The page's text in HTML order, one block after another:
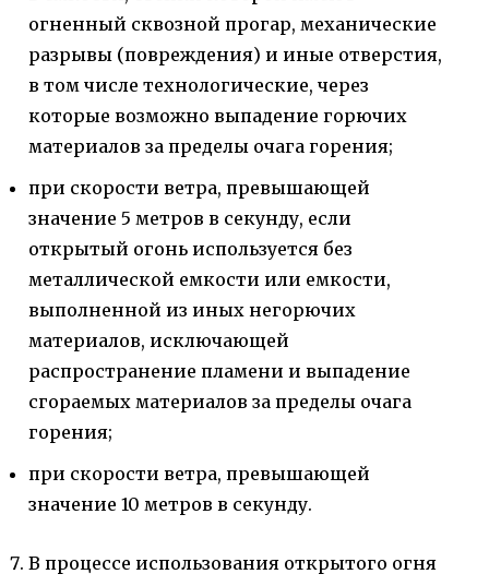
огненный сквозной прогар, механические
разрывы (повреждения) и иные отверстия,
в том числе технологические, через
которые возможно выпадение горючих
материалов за пределы очага горения;
при скорости ветра, превышающей
значение 5 метров в секунду, если
открытый огонь используется без
металлической емкости или емкости,
выполненной из иных негорючих
материалов, исключающей
распространение пламени и выпадение
сгораемых материалов за пределы очага
горения;
при скорости ветра, превышающей
значение 10 метров в секунду.
В процессе использования открытого огня